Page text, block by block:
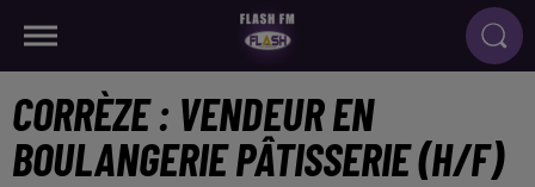
CORRÈZE : VENDEUR EN
BOULANGERIE PÂTISSERIE (H/F)